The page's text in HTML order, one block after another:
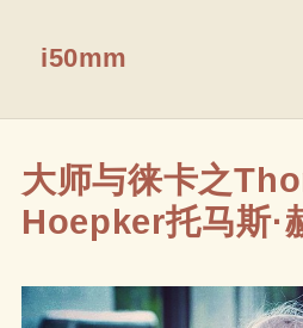
i50mm
大师与徕卡之
Hoepker托马斯·